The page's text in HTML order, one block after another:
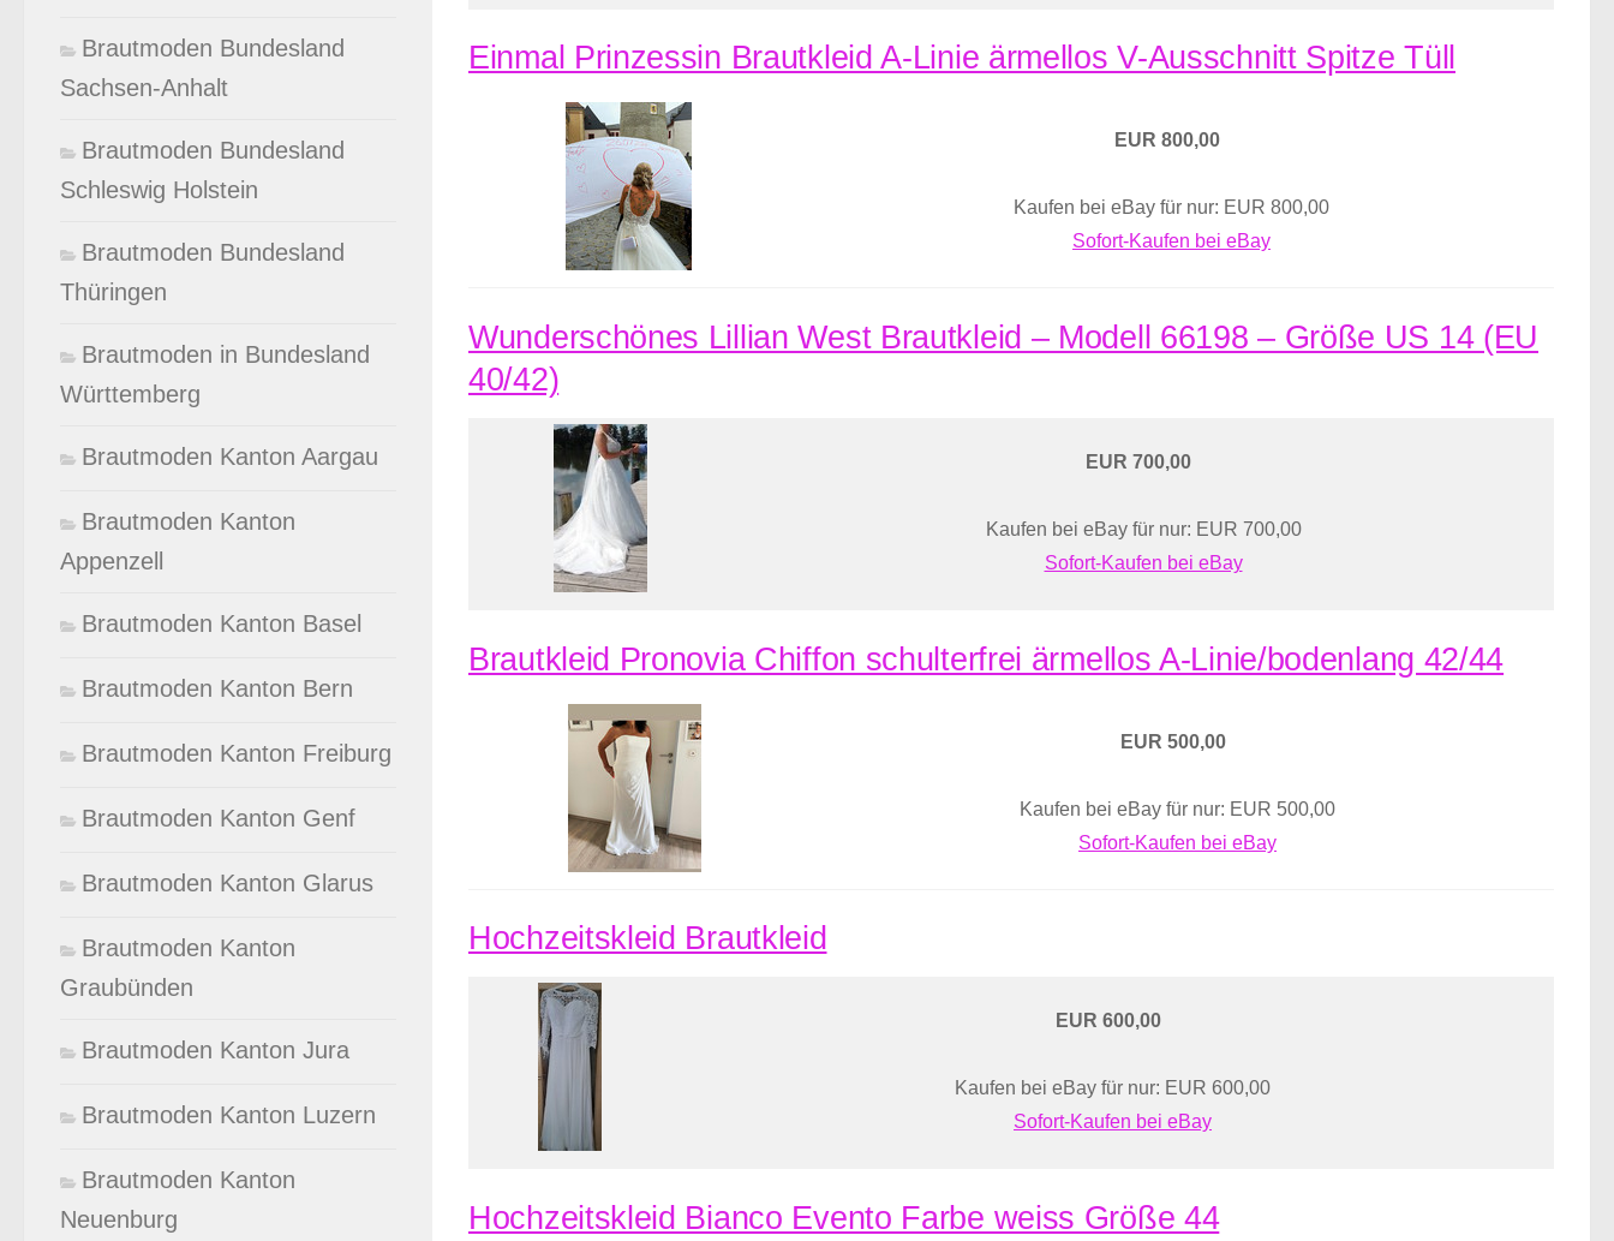
Einmal Prinzessin Brautkleid A-Linie ärmellos V-Ausschnitt Spitze Tüll
EUR 800,00
Kaufen bei eBay für nur: EUR 800,00
Sofort-Kaufen bei eBay
Wunderschönes Lillian West Brautkleid – Modell 66198 – Größe US 14 (EU
40/42)
EUR 700,00
Kaufen bei eBay für nur: EUR 700,00
Sofort-Kaufen bei eBay
Brautkleid Pronovia Chiffon schulterfrei ärmellos A-Linie/bodenlang 42/44
EUR 500,00
Kaufen bei eBay für nur: EUR 500,00
Sofort-Kaufen bei eBay
Hochzeitskleid Brautkleid
EUR 600,00
Kaufen bei eBay für nur: EUR 600,00
Sofort-Kaufen bei eBay
Hochzeitskleid Bianco Evento Farbe weiss Größe 44
Brautmoden Bundesland
Sachsen-Anhalt
Brautmoden Bundesland
Schleswig Holstein
Brautmoden Bundesland
Thüringen
Brautmoden in Bundesland
Württemberg
Brautmoden Kanton Aargau
Brautmoden Kanton
Appenzell
Brautmoden Kanton Basel
Brautmoden Kanton Bern
Brautmoden Kanton Freiburg
Brautmoden Kanton Genf
Brautmoden Kanton Glarus
Brautmoden Kanton
Graubünden
Brautmoden Kanton Jura
Brautmoden Kanton Luzern
Brautmoden Kanton
Neuenburg